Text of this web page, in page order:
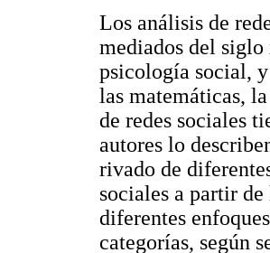
Los análisis de
mediados del
psicología social,
las matemáticas,
de redes sociales
autores lo
rivado de
sociales a partir
diferentes
categorías, según